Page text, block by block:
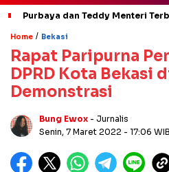
Purbaya dan Teddy Menteri
Home / Bekasi
Rapat Paripurna
DPRD Kota Bekasi
Demonstrasi
Bung Ewox - Jurnalis
Senin, 7 Maret 2022 - 17:06 WIB